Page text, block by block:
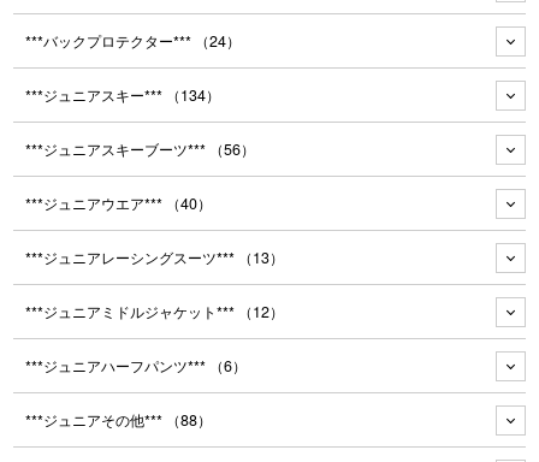
***バックプロテクター*** （24）
***ジュニアスキー*** （134）
***ジュニアスキーブーツ*** （56）
***ジュニアウエア*** （40）
***ジュニアレーシングスーツ*** （13）
***ジュニアミドルジャケット*** （12）
***ジュニアハーフパンツ*** （6）
***ジュニアその他*** （88）